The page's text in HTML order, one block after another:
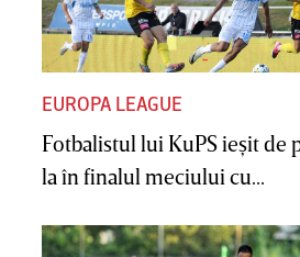
EUROPA LEAGUE
Fotbalistul lui KuPS ieşit de
la în finalul meciului cu...